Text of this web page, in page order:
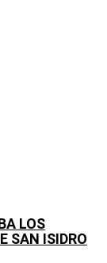
LOS
SAN ISIDRO